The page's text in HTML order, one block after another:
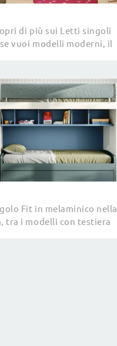
di più sui Letti singoli
vuoi modelli moderni, il
Fit in melaminico nella
tra i modelli con testiera